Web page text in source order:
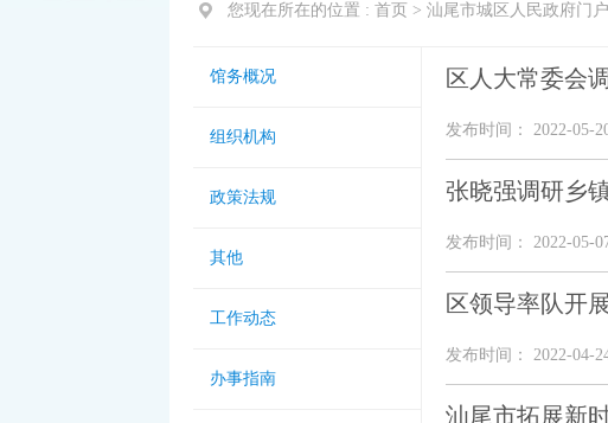
您现在所在的位置 : 首页 > 汕尾市城区人民政府门
馆务概况
组织机构
政策法规
其他
工作动态
办事指南
区人大常委会
发布时间： 2022-05-
张晓强调研乡
发布时间： 2022-05-
区领导率队开
发布时间： 2022-04-
汕尾市拓展新